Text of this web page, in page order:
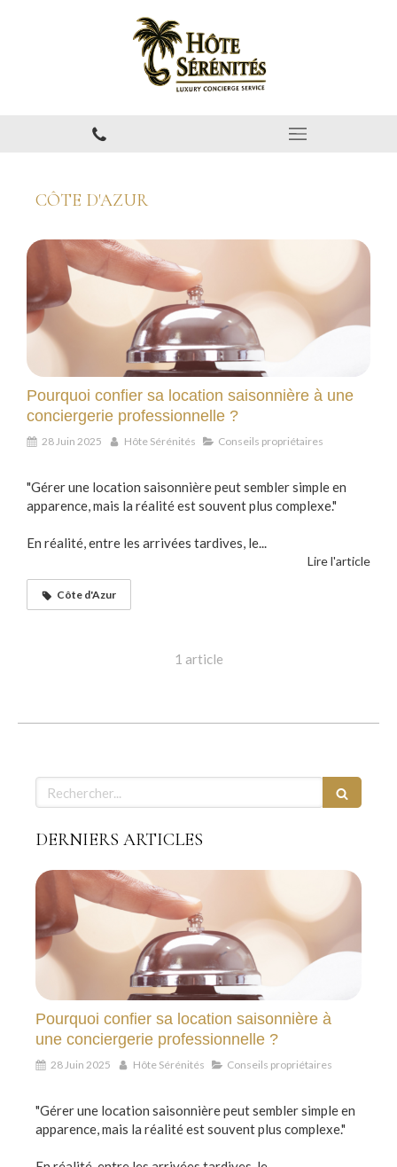
CÔTE D'AZUR
Pourquoi confier sa location saisonnière à une
conciergerie professionnelle ?
28 Juin 2025 Hôte Sérénités Conseils propriétaires
"Gérer une location saisonnière peut sembler simple en
apparence, mais la réalité est souvent plus complexe."
En réalité, entre les arrivées tardives, le...
Lire l'article
Côte d'Azur
1 article
Rechercher
DERNIERS ARTICLES
Pourquoi confier sa location saisonnière à
une conciergerie professionnelle ?
28 Juin 2025 Hôte Sérénités Conseils propriétaires
"Gérer une location saisonnière peut sembler simple en
apparence, mais la réalité est souvent plus complexe."